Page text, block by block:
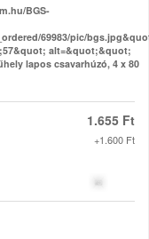
BGS-
69983/pic/
alt=&quot;&quot;
lapos csavarhúzó, 4 x 80
1.655 Ft
+1.600 Ft